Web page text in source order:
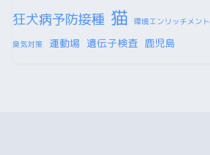
狂犬病予防接種 猫 環境エンリッチメント
臭気対策 運動場 遺伝子検査 鹿児島